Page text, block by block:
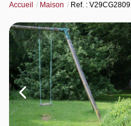
Louer
Gerer
Accueil Maison Ref. : V29CG2809